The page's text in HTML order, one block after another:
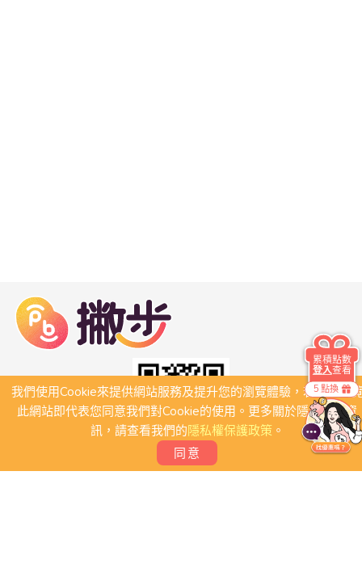
我們使用Cookie來提供網站服務及提升您的瀏覽體驗，若繼續瀏
此網站即代表您同意我們對Cookie的使用。更多關於隱私保護資
訊，請查看我們的隱私權保護政策。
同意
5 點換
累積點數
登入查看